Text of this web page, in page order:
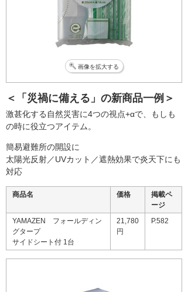
画像を拡大する
＜「災禍に備える」の新商品一例＞
激甚化する自然災害に4つの視点+αで、もしも
の時に役立つアイテム。
簡易避難所の開設に
太陽光反射／UVカット／遮熱効果で炎天下にも
対応
商品名 価格
掲載ペ
ージ
YAMAZEN フォールディン
グタープ
サイドシート付 1台
21,780
円
P.582